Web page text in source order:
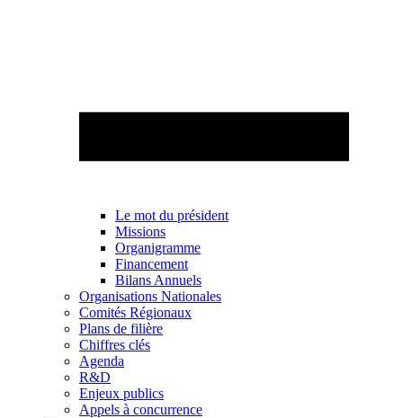
Le mot du président
Missions
Organigramme
Financement
Bilans Annuels
Organisations Nationales
Comités Régionaux
Plans de filière
Chiffres clés
Agenda
R&D
Enjeux publics
Appels à concurrence